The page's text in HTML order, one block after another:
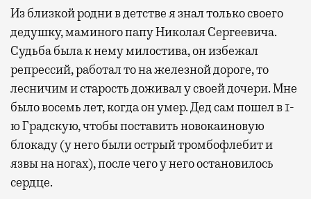
Из близкой родни в детстве я знал только своего
дедушку, маминого папу Николая Сергеевича.
Судьба была к нему милостива, он избежал
репрессий, работал то на железной дороге, то
лесничим и старость доживал у своей дочери. Мне
было восемь лет, когда он умер. Дед сам пошел в 1-
ю Градскую, чтобы поставить новокаиновую
блокаду (у него были острый тромбофлебит и
язвы на ногах), после чего у него остановилось
сердце.